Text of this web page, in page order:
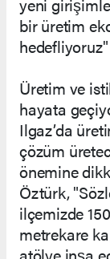
bir üretim
Üretim ve
hayata
Ilgaz’da
çözüm
önemine
Öztürk,
ilçemizde
metrekare